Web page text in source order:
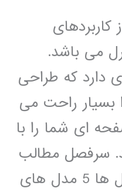
می باشد.
دارد که طراحی
بسیار راحت می
این کتابچه 64 صفحه ای شما را با
سرفصل مطالب
سرفصل 2 ساختن مدل ها 5 مدل های